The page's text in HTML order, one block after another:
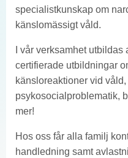
specialistkunskap om
känslomässigt våld.
I vår verksamhet
certifierade utbildningar
känsloreaktioner vid
psykosocialproblematik,
mer!
Hos oss får alla familj
handledning samt